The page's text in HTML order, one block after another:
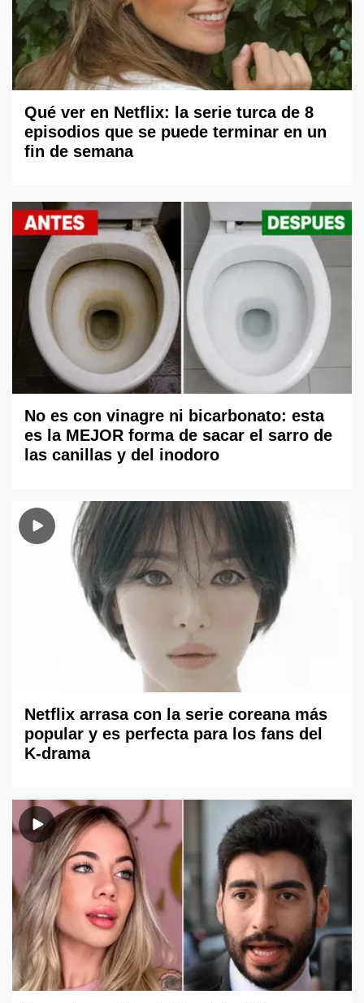
Qué ver en Netflix: la serie turca de 8
episodios que se puede terminar en un
fin de semana
No es con vinagre ni bicarbonato: esta
es la MEJOR forma de sacar el sarro de
las canillas y del inodoro
Netflix arrasa con la serie coreana más
popular y es perfecta para los fans del
K-drama